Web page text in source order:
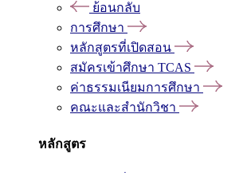
ย้อนกลับ
การศึกษา
หลักสูตรที่เปิดสอน
สมัครเข้าศึกษา TCAS
ค่าธรรมเนียมการศึกษา
คณะและสำนักวิชา
หลักสูตร